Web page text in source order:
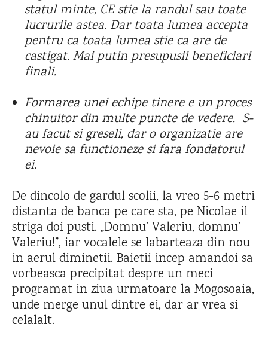
statul minte, CE stie la randul sau toate
lucrurile astea. Dar toata lumea accepta
pentru ca toata lumea stie ca are de
castigat. Mai putin presupusii beneficiari
finali.
Formarea unei echipe tinere e un proces
chinuitor din multe puncte de vedere. S-
au facut si greseli, dar o organizatie are
nevoie sa functioneze si fara fondatorul
ei.
De dincolo de gardul scolii, la vreo 5-6 metri
distanta de banca pe care sta, pe Nicolae il
striga doi pusti. „Domnu’ Valeriu, domnu’
Valeriu!”, iar vocalele se labarteaza din nou
in aerul diminetii. Baietii incep amandoi sa
vorbeasca precipitat despre un meci
programat in ziua urmatoare la Mogosoaia,
unde merge unul dintre ei, dar ar vrea si
celalalt.